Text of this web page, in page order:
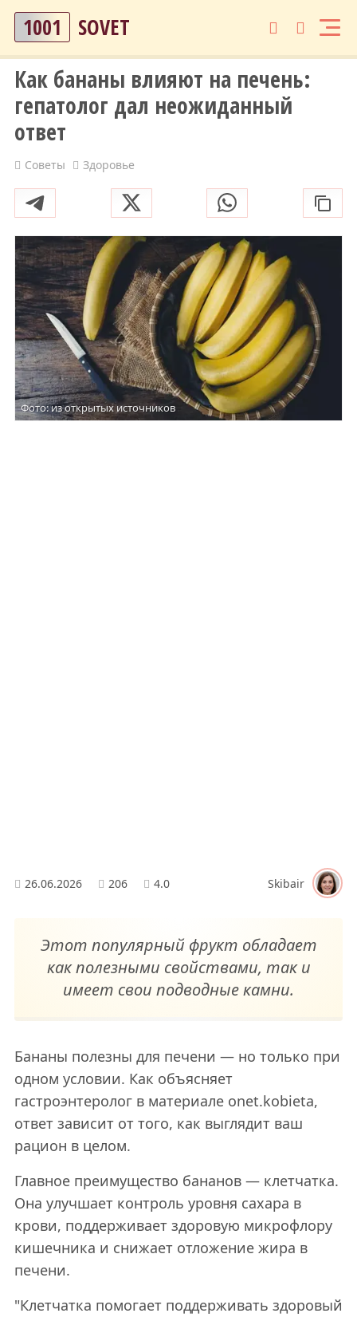
1001 SOVET
Как бананы влияют на печень:
гепатолог дал неожиданный
ответ
Советы Здоровье
Фото: из открытых источников
26.06.2026 206 4.0 Skibair
Этот популярный фрукт обладает
как полезными свойствами, так и
имеет свои подводные камни.
Бананы полезны для печени — но только при
одном условии. Как объясняет
гастроэнтеролог в материале onet.kobieta,
ответ зависит от того, как выглядит ваш
рацион в целом.
Главное преимущество бананов — клетчатка.
Она улучшает контроль уровня сахара в
крови, поддерживает здоровую микрофлору
кишечника и снижает отложение жира в
печени.
"Клетчатка помогает поддерживать здоровый